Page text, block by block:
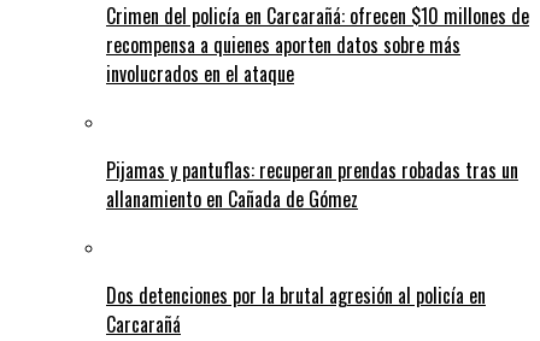
Crimen del policía en Carcarañá: ofrecen $10 millones de
recompensa a quienes aporten datos sobre más
involucrados en el ataque
Pijamas y pantuflas: recuperan prendas robadas tras un
allanamiento en Cañada de Gómez
Dos detenciones por la brutal agresión al policía en
Carcarañá